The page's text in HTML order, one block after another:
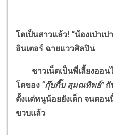
โตเป็นสาวแล้ว! “น้องเป่าเ
อินเตอร์ ฉายแววศิลปิน
ชาวเน็ตเป็นพี่เลี้ยงออน
โตของ “กุ๊บกิ๊บ สุมณทิพย์”กั
ตั้งแต่หนูน้อยยังเด็ก จนตอน
ขวบแล้ว